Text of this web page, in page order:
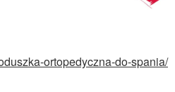
ortopedyczna-do-spania/